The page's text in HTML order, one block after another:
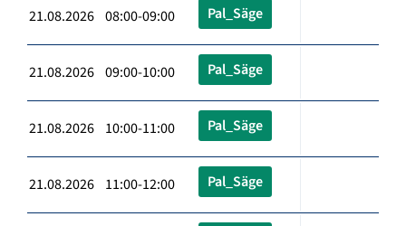
21.08.2026 08:00-09:00 Pal_Säge
21.08.2026 09:00-10:00 Pal_Säge
21.08.2026 10:00-11:00 Pal_Säge
21.08.2026 11:00-12:00 Pal_Säge